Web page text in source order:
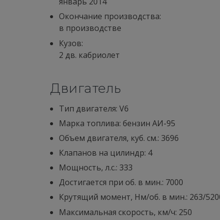
Окончание производства:
в производстве
Кузов:
2 дв. кабриолет
Двигатель
Тип двигателя: V6
Марка топлива: бензин АИ-95
Объем двигателя, куб. см.: 3696
Клапанов на цилиндр: 4
Мощность, л.с.: 333
Достигается при об. в мин.: 7000
Крутящий момент, Нм/об. в мин.: 263/
Максимальная скорость, км/ч: 250